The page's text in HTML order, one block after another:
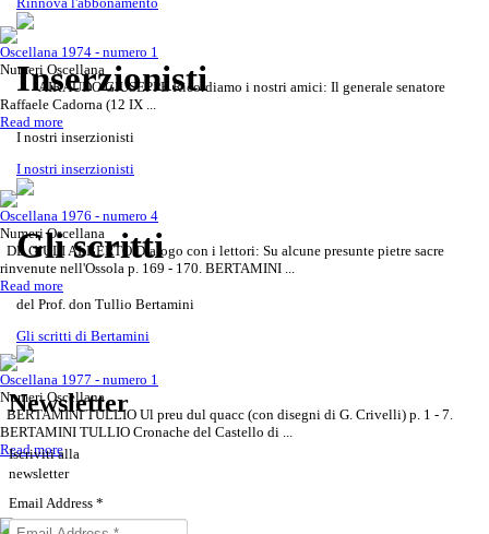
Rivista Oscellana
Gli scritti del Prof. don Tullio
Read more
alla Rivista
Rivista Oscellana
Vuoi diventare inserzionista,
contattaci!
Rivista Oscellana
Rinnova il tuo abbonamento
Read more
Rivista Oscellana
Approfondisci il tema o
l'articolo che ti interessa
Read more
Inserzionisti
I nostri inserzionisti
I nostri inserzionisti
Gli scritti
del Prof. don Tullio Bertamini
Gli scritti di Bertamini
Newsletter
Iscriviti alla
newsletter
Email Address *
Oscellana 1974 - numero 1
Numeri Oscellana
AIRAUDO GIUSEPPE Ricordiamo i nostri amici: Il generale senatore
Raffaele Cadorna (12 IX ...
Read more
Oscellana 1976 - numero 4
Numeri Oscellana
DE GIULI ALBERTO Dialogo con i lettori: Su alcune presunte pietre sacre
rinvenute nell'Ossola p. 169 - 170. BERTAMINI ...
Read more
Oscellana 1977 - numero 1
Numeri Oscellana
BERTAMINI TULLIO Ul preu dul quacc (con disegni di G. Crivelli) p. 1 - 7.
BERTAMINI TULLIO Cronache del Castello di ...
Read more